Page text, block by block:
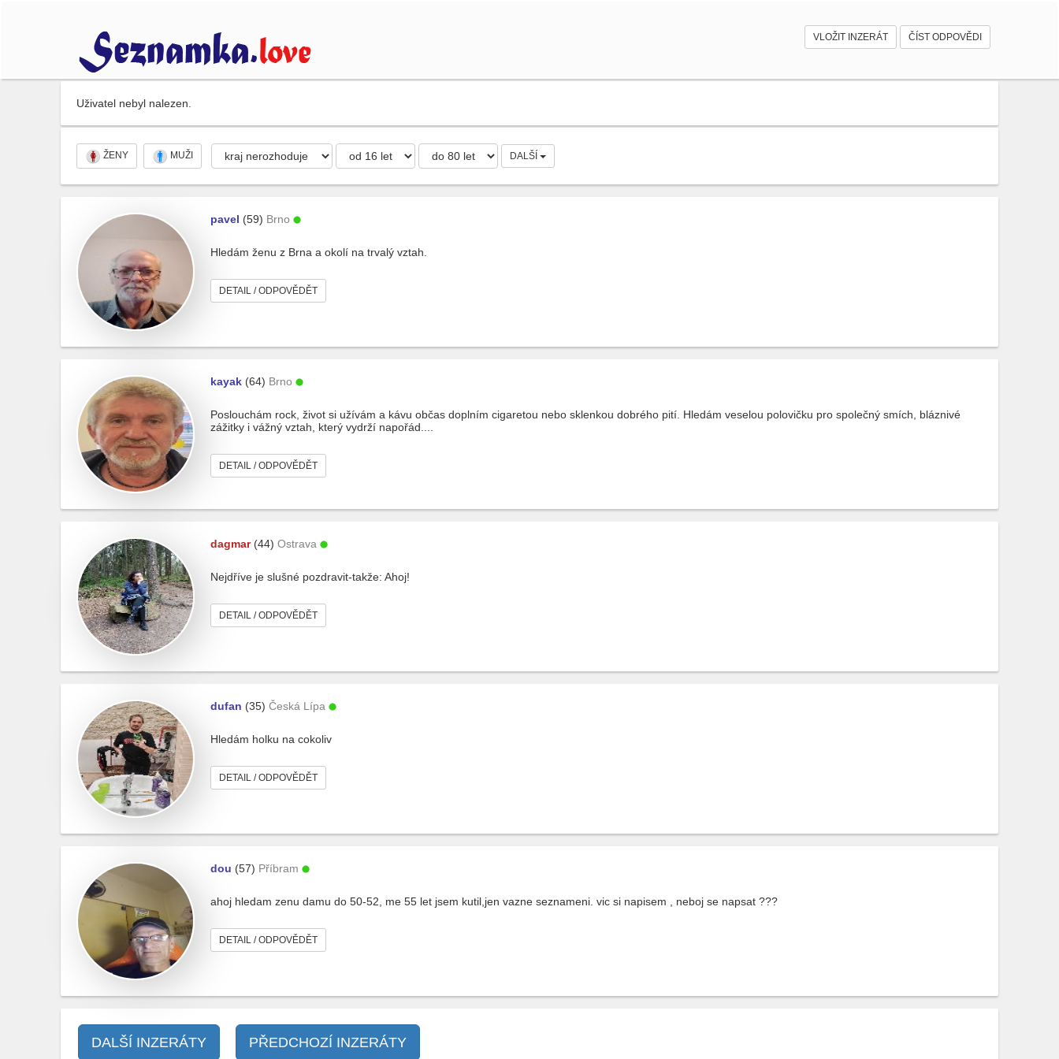
VLOŽIT INZERÁT ČÍST ODPOVĚDI
Uživatel nebyl nalezen.
ŽENY MUŽI DALŠÍ
pavel (59) Brno
Hledám ženu z Brna a okolí na trvalý vztah.
DETAIL / ODPOVĚDĚT
kayak (64) Brno
Poslouchám rock, život si užívám a kávu občas doplním cigaretou nebo sklenkou dobrého pití. Hledám veselou polovičku pro společný smích, bláznivé
zážitky i vážný vztah, který vydrží napořád....
DETAIL / ODPOVĚDĚT
dagmar(44) Ostrava
Nejdříve je slušné pozdravit-takže: Ahoj!
DETAIL / ODPOVĚDĚT
dufan (35) Česká Lípa
Hledám holku na cokoliv
DETAIL / ODPOVĚDĚT
dou (57) Příbram
ahoj hledam zenu damu do 50-52, me 55 let jsem kutil,jen vazne seznameni. vic si napisem , neboj se napsat ???
DETAIL / ODPOVĚDĚT
DALŠÍ INZERÁTY PŘEDCHOZÍ INZERÁTY